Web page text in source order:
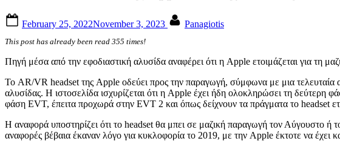
on
February 25, 2022November 3, 2023 Panagiotis
This post has already been read 355 times!
Πηγή μέσα από την εφοδιαστική αλυσίδα αναφέρει ότι η Apple ετοιμάζεται για τη
Το AR/VR headset της Apple οδεύει προς την παραγωγή, σύμφωνα με μια τελευταία
αλυσίδας. Η ιστοσελίδα ισχυρίζεται ότι η Apple έχει ήδη ολοκληρώσει τη
φάση EVT, έπειτα προχωρά στην EVT 2 και όπως δείχνουν τα πράγματα το headset
Η αναφορά υποστηρίζει ότι το headset θα μπει σε μαζική παραγωγή τον Αύγουστο ή
αναφορές βέβαια έκαναν λόγο για κυκλοφορία το 2019, με την Apple έκτοτε να